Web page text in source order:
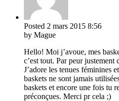
Posted 2 mars 2015 8:56
by Mague
Hello! Moi j’avoue, mes
c’est tout. Par peur justement
J’adore les tenues féminines
baskets ne sont jamais
baskets et encore une fois tu
préconçues. Merci pr cela ;)